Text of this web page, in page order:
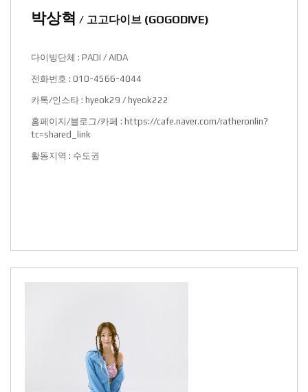
박상혁 / 고고다이브 (GOGODIVE)
다이빙단체 : PADI / AIDA
전화번호 : 010-4566-4044
카톡/인스타 : hyeok29 / hyeok222
홈페이지/블로그/카페 : https://cafe.naver.com/ratheronlin?
tc=shared_link
활동지역 : 수도권